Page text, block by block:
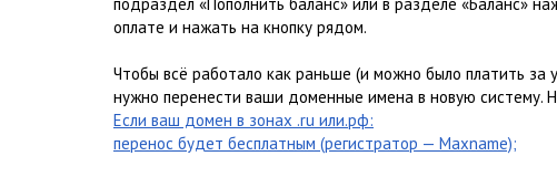
оплате и нажать на кнопку рядом.
Чтобы всё работало как раньше (и можно было платить за
нужно перенести ваши доменные имена в новую систему.
Если ваш домен в зонах .ru или.рф:
перенос будет бесплатным (регистратор — Maxname);